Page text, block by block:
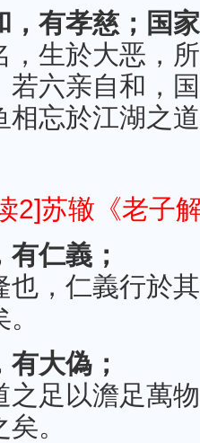
，有孝慈；国
，生於大恶，
若六亲自和，
相忘於江湖之
2]苏辙《老子
仁義；
也，仁義行於
大偽；
之足以澹足萬
矣。